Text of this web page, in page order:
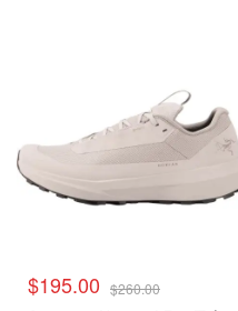
$195.00 $260.00